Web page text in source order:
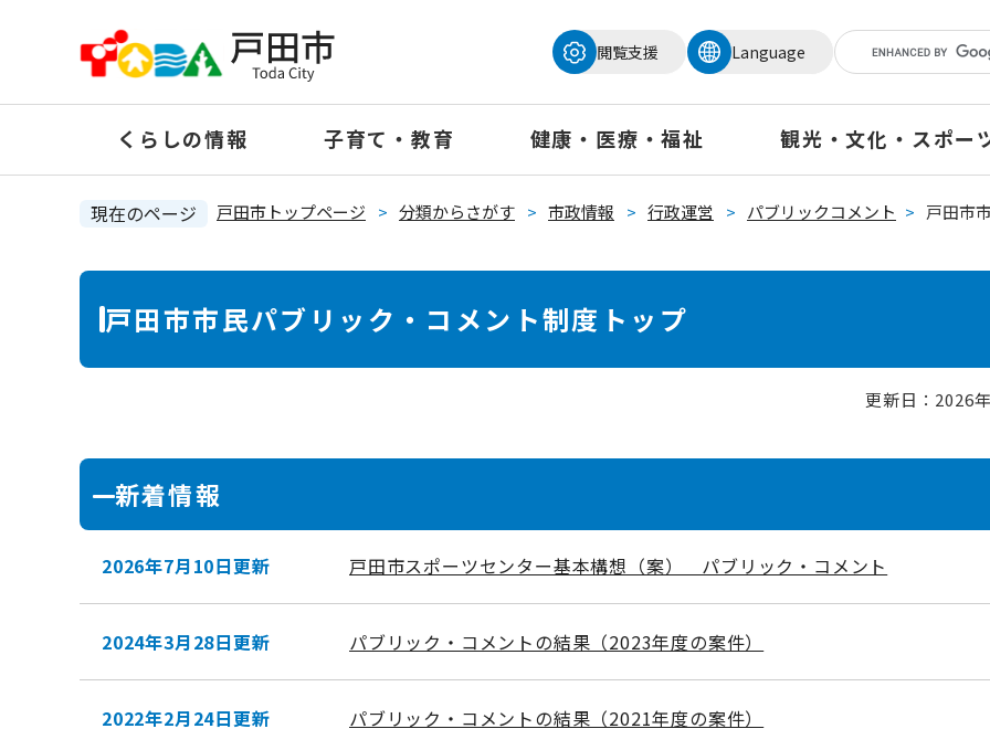
の
頭
閲覧支援
Language
くらしの情報 子育て・教育 健康・医療・福祉 観光・文化・スポー
現在のページ 戸田市トップページ > 分類からさがす > 市政情報 > 行政運営 > パブリックコメント > 戸田市
本
戸田市市民パブリック・コメント制度トップ
更新日：2026
新着情報
2026年7月10日更新 戸田市スポーツセンター基本構想（案） パブリック・コメント
2024年3月28日更新 パブリック・コメントの結果（2023年度の案件）
2022年2月24日更新 パブリック・コメントの結果（2021年度の案件）